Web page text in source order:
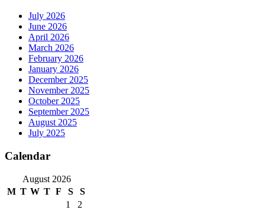
July 2026
June 2026
April 2026
March 2026
February 2026
January 2026
December 2025
November 2025
October 2025
September 2025
August 2025
July 2025
Calendar
August 2026
M T W T F S
S
1
2